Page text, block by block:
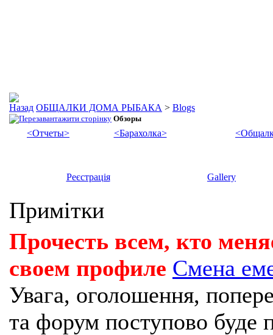
ОБЩАЛКИ ДОМА РЫБАКА > Blogs
Обзоры
<Отчеты> <Барахолка>
Реєстрація Gallery
Примітки
Прочесть всем, кто
своем профиле Смена
Увага, оголошення,
та форум поступово буде